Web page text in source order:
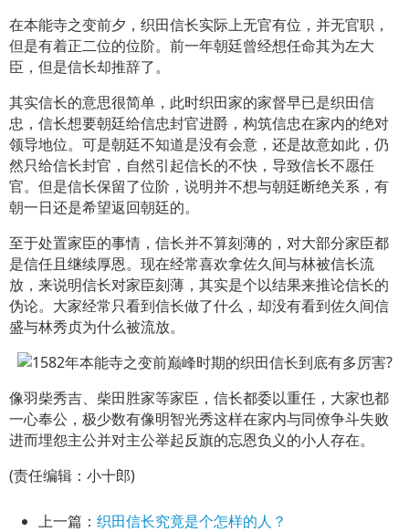
在本能寺之变前夕，织田信长实际上无官有位，并无官职，
但是有着正二位的位阶。前一年朝廷曾经想任命其为左大
臣，但是信长却推辞了。
其实信长的意思很简单，此时织田家的家督早已是织田信
忠，信长想要朝廷给信忠封官进爵，构筑信忠在家内的绝对
领导地位。可是朝廷不知道是没有会意，还是故意如此，仍
然只给信长封官，自然引起信长的不快，导致信长不愿任
官。但是信长保留了位阶，说明并不想与朝廷断绝关系，有
朝一日还是希望返回朝廷的。
至于处置家臣的事情，信长并不算刻薄的，对大部分家臣都
是信任且继续厚恩。现在经常喜欢拿佐久间与林被信长流
放，来说明信长对家臣刻薄，其实是个以结果来推论信长的
伪论。大家经常只看到信长做了什么，却没有看到佐久间信
盛与林秀贞为什么被流放。
像羽柴秀吉、柴田胜家等家臣，信长都委以重任，大家也都
一心奉公，极少数有像明智光秀这样在家内与同僚争斗失败
进而埋怨主公并对主公举起反旗的忘恩负义的小人存在。
(责任编辑：小十郎)
上一篇： 织田信长究竟是个怎样的人？